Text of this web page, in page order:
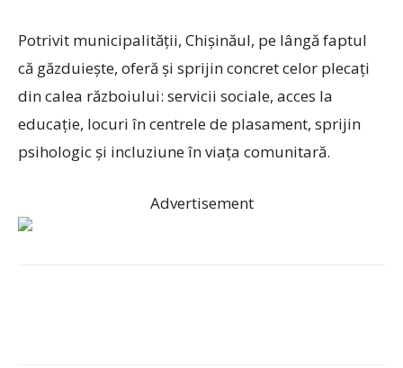
Potrivit municipalității, Chișinăul, pe lângă faptul
că găzduiește, oferă și sprijin concret celor plecați
din calea războiului: servicii sociale, acces la
educație, locuri în centrele de plasament, sprijin
psihologic și incluziune în viața comunitară.
Advertisement